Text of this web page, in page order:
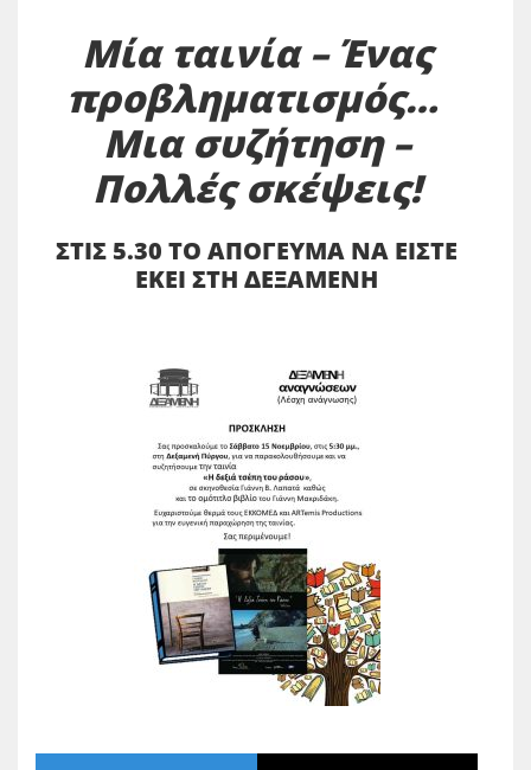
Μία ταινία – Ένας
προβληματισμός…
Μια συζήτηση –
Πολλές σκέψεις!
ΣΤΙΣ 5.30 ΤΟ ΑΠΟΓΕΥΜΑ ΝΑ ΕΙΣΤΕ
ΕΚΕΙ ΣΤΗ ΔΕΞΑΜΕΝΗ